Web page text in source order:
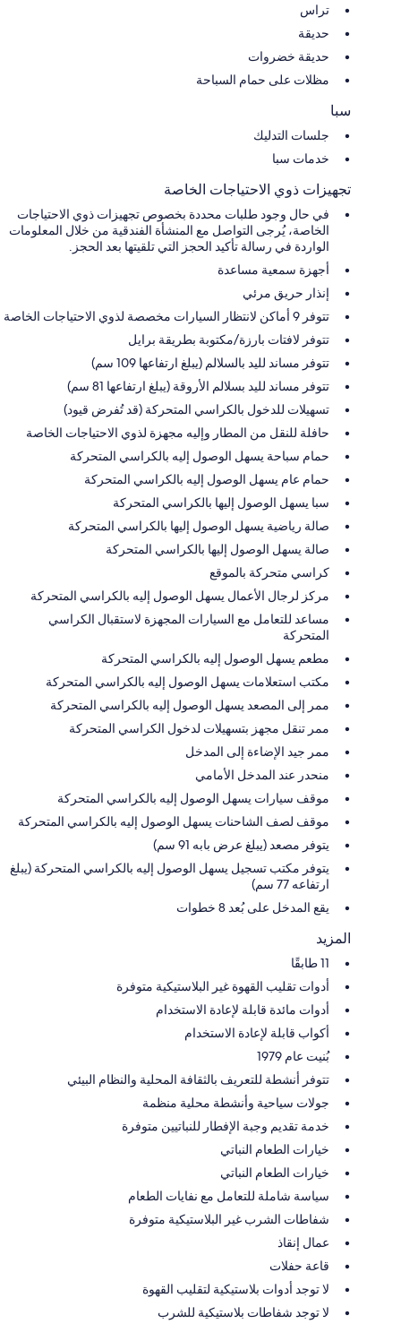
تراس
حديقة
حديقة خضروات
مظلات على حمام السباحة
سبا
جلسات التدليك
خدمات سبا
تجهيزات ذوي الاحتياجات الخاصة
في حال وجود طلبات محددة بخصوص تجهيزات ذوي الاحتياجات
الخاصة، يُرجى التواصل مع المنشأة الفندقية من خلال المعلومات
الواردة في رسالة تأكيد الحجز التي تلقيتها بعد الحجز.
أجهزة سمعية مساعدة
إنذار حريق مرئي
تتوفر 9 أماكن لانتظار السيارات مخصصة لذوي الاحتياجات الخاصة
تتوفر لافتات بارزة/مكتوبة بطريقة برايل
تتوفر مساند لليد بالسلالم (يبلغ ارتفاعها 109 سم)
تتوفر مساند لليد بسلالم الأروقة (يبلغ ارتفاعها 81 سم)
تسهيلات للدخول بالكراسي المتحركة (قد تُفرض قيود)
حافلة للنقل من المطار وإليه مجهزة لذوي الاحتياجات الخاصة
حمام سباحة يسهل الوصول إليه بالكراسي المتحركة
حمام عام يسهل الوصول إليه بالكراسي المتحركة
سبا يسهل الوصول إليها بالكراسي المتحركة
صالة رياضية يسهل الوصول إليها بالكراسي المتحركة
صالة يسهل الوصول إليها بالكراسي المتحركة
كراسي متحركة بالموقع
مركز لرجال الأعمال يسهل الوصول إليه بالكراسي المتحركة
مساعد للتعامل مع السيارات المجهزة لاستقبال الكراسي
المتحركة
مطعم يسهل الوصول إليه بالكراسي المتحركة
مكتب استعلامات يسهل الوصول إليه بالكراسي المتحركة
ممر إلى المصعد يسهل الوصول إليه بالكراسي المتحركة
ممر تنقل مجهز بتسهيلات لدخول الكراسي المتحركة
ممر جيد الإضاءة إلى المدخل
منحدر عند المدخل الأمامي
موقف سيارات يسهل الوصول إليه بالكراسي المتحركة
موقف لصف الشاحنات يسهل الوصول إليه بالكراسي المتحركة
يتوفر مصعد (يبلغ عرض بابه 91 سم)
يتوفر مكتب تسجيل يسهل الوصول إليه بالكراسي المتحركة (يبلغ
ارتفاعه 77 سم)
يقع المدخل على بُعد 8 خطوات
المزيد
11 طابقًا
أدوات تقليب القهوة غير البلاستيكية متوفرة
أدوات مائدة قابلة لإعادة الاستخدام
أكواب قابلة لإعادة الاستخدام
بُنيت عام 1979
تتوفر أنشطة للتعريف بالثقافة المحلية والنظام البيئي
جولات سياحية وأنشطة محلية منظمة
خدمة تقديم وجبة الإفطار للنباتيين متوفرة
خيارات الطعام النباتي
خيارات الطعام النباتي
سياسة شاملة للتعامل مع نفايات الطعام
شفاطات الشرب غير البلاستيكية متوفرة
عمال إنقاذ
قاعة حفلات
لا توجد أدوات بلاستيكية لتقليب القهوة
لا توجد شفاطات بلاستيكية للشرب